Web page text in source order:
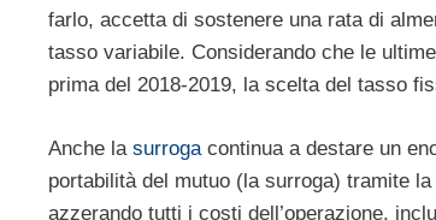
farlo, accetta di sostenere una rata di
tasso variabile. Considerando che le
prima del 2018-2019, la scelta del tasso
Anche la surroga continua a destare un
portabilità del mutuo (la surroga) tramite
azzerando tutti i costi dell’operazione,